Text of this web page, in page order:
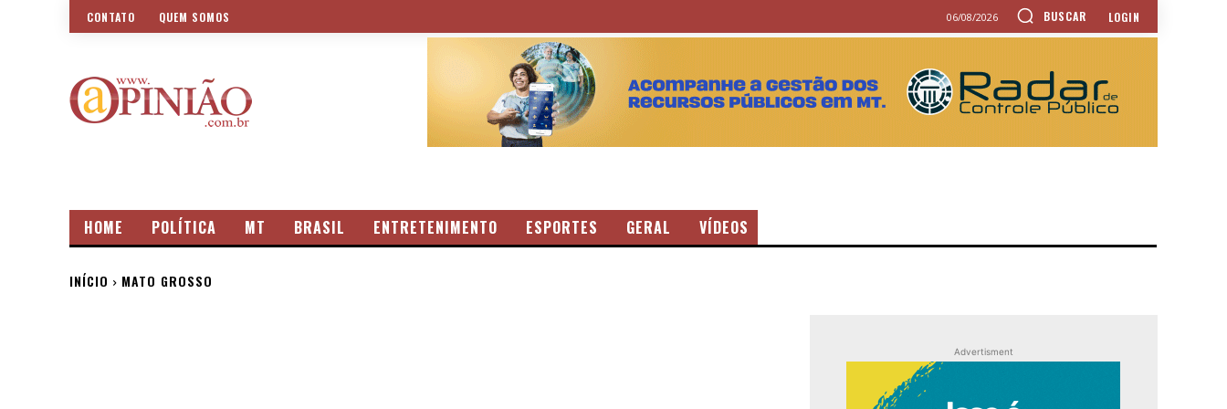
CONTATO QUEM SOMOS 06/08/2026 BUSCAR LOGIN
HOME POLÍTICA MT BRASIL ENTRETENIMENTO ESPORTES GERAL VÍDEOS
INÍCIO MATO GROSSO
Advertisment